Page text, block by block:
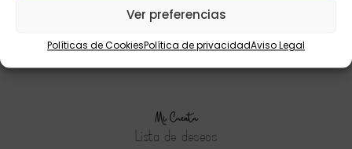
Ver preferencias
Políticas de CookiesPolítica de privacidadAviso Legal
Mi Cuenta
Lista de deseos